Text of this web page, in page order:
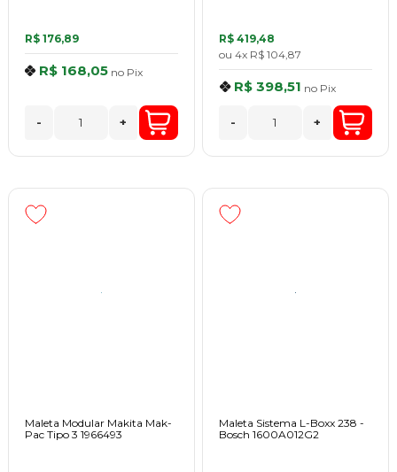
R$ 176,89
R$ 168,05 no Pix
- +
R$ 419,48
ou 4x R$ 104,87
R$ 398,51 no Pix
- +
Maleta Modular Makita Mak-
Pac Tipo 3 1966493
Maleta Sistema L-Boxx 238 -
Bosch 1600A012G2